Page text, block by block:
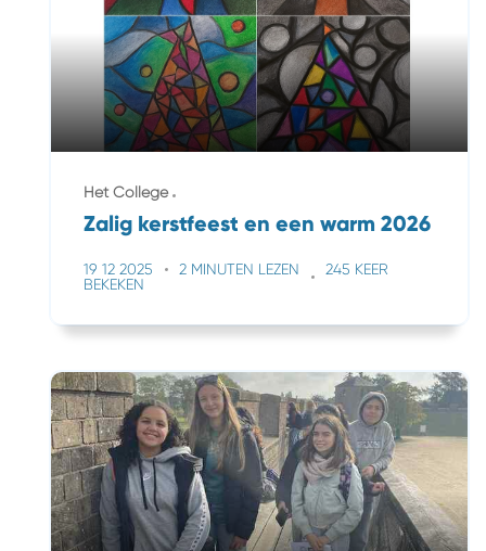
Het College
Zalig kerstfeest en een warm 2026
19 12 2025 2 MINUTEN LEZEN
245 KEER
BEKEKEN